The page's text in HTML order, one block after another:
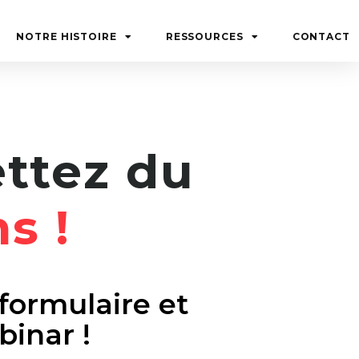
NOTRE HISTOIRE RESSOURCES CONTACT
du
!
et
!